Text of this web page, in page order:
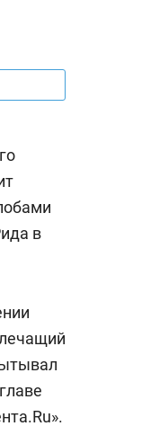
в
работа
и физическим
как основа